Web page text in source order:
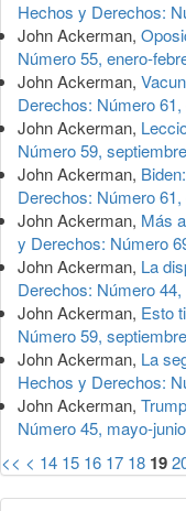
artículo
Hechos y Derechos:
John Ackerman,
Número 55, enero-
John Ackerman,
Derechos: Número
John Ackerman,
Número 59,
John Ackerman,
Derechos: Número
John Ackerman, Más
y Derechos: Número
John Ackerman, La
Derechos: Número
John Ackerman, Esto
Número 59,
John Ackerman, La
Hechos y Derechos:
John Ackerman,
Número 45, mayo-
<< < 14 15 16 17 18 19